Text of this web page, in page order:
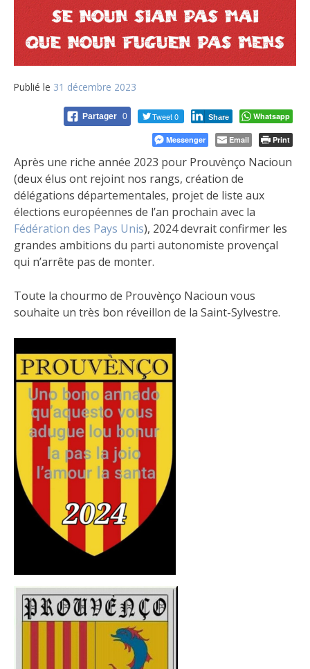
Publié le 31 décembre 2023
Partager 0 Tweet 0 Share Whatsapp
Messenger Email Print
Après une riche année 2023 pour Prouvènço Nacioun
(deux élus ont rejoint nos rangs, création de
délégations départementales, projet de liste aux
élections européennes de l’an prochain avec la
Fédération des Pays Unis), 2024 devrait confirmer les
grandes ambitions du parti autonomiste provençal
qui n’arrête pas de monter.
Toute la chourmo de Prouvènço Nacioun vous
souhaite un très bon réveillon de la Saint-Sylvestre.